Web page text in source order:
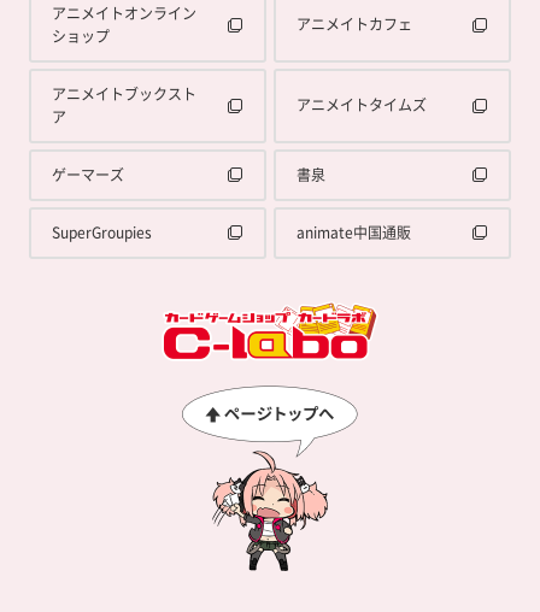
アニメイトオンライン
ショップ
アニメイトカフェ
アニメイトブックスト
ア
アニメイトタイムズ
ゲーマーズ 書泉
SuperGroupies animate中国通販